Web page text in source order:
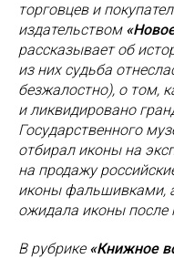
торговцев и
издательством
рассказывает об
из них судьба
безжалостно), о том,
и ликвидировано
Государственного
отбирал иконы на
на продажу
иконы фальшивками,
ожидала иконы после
В рубрике «Книжное